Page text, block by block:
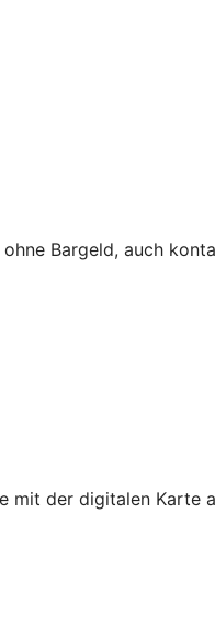
Bargeld, auch
mit der digitalen Karte